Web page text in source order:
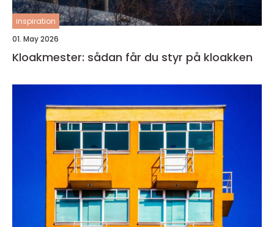
inspiration
01. May 2026
Kloakmester: sådan får du styr på kloakken